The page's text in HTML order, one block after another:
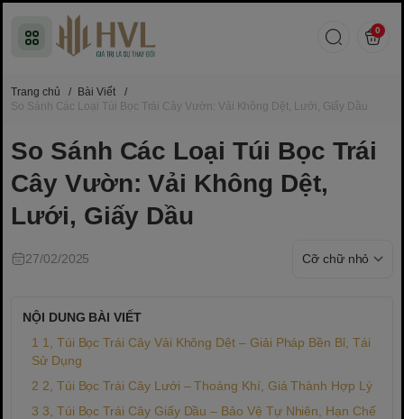
0
Trang chủ / Bài Viết
/
So Sánh Các Loại Túi Bọc Trái Cây Vườn: Vải Không Dệt, Lưới, Giấy Dầu
So Sánh Các Loại Túi Bọc Trái
Cây Vườn: Vải Không Dệt,
Lưới, Giấy Dầu
27/02/2025
NỘI DUNG BÀI VIẾT
1, Túi Bọc Trái Cây Vải Không Dệt – Giải Pháp Bền Bỉ, Tái
Sử Dụng
2, Túi Bọc Trái Cây Lưới – Thoáng Khí, Giá Thành Hợp Lý
3, Túi Bọc Trái Cây Giấy Dầu – Bảo Vệ Tự Nhiên, Hạn Chế